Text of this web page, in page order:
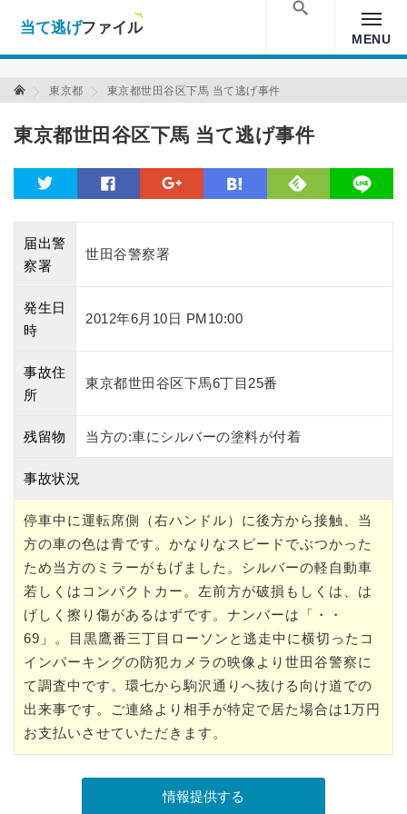
Warning: Undefined array key "amp" in
/home/xs157036/moon-
cross.com/public_html/wp/wp-content/themes/crossmastery-
MENU
当て逃げファイル 当て逃げファイル
東京都 東京都世田谷区下馬 当て逃げ事件
東京都世田谷区下馬 当て逃げ事件
facebook line
届出警
察署
世田谷警察署
発生日
時
2012年6月10日 PM10:00
事故住
所
東京都世田谷区下馬6丁目25番
残留物 当方の:車にシルバーの塗料が付着
事故状況
停車中に運転席側（右ハンドル）に後方から接触、当
方の車の色は青です。かなりなスピードでぶつかった
ため当方のミラーがもげました。シルバーの軽自動車
若しくはコンパクトカー。左前方が破損もしくは、は
げしく擦り傷があるはずです。ナンバーは「・・
69」。目黒鷹番三丁目ローソンと逃走中に横切ったコ
インパーキングの防犯カメラの映像より世田谷警察に
て調査中です。環七から駒沢通りへ抜ける向け道での
出来事です。ご連絡より相手が特定で居た場合は1万円
お支払いさせていただきます。